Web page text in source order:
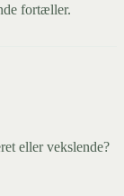
fortæller.
eller vekslende?